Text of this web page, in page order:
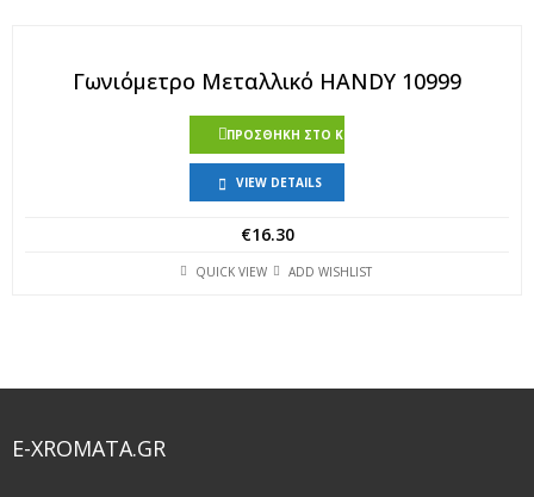
Γωνιόμετρο Μεταλλικό HANDY 10999
ΠΡΟΣΘΉΚΗ ΣΤΟ ΚΑΛΆΘΙ
VIEW DETAILS
€16.30
QUICK VIEW ADD WISHLIST
E-XROMATA.GR